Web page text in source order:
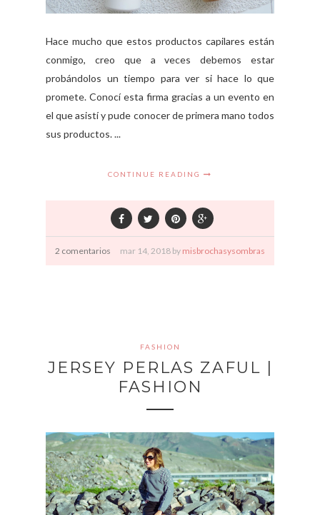
Hace mucho que estos productos capilares están
conmigo, creo que a veces debemos estar
probándolos un tiempo para ver si hace lo que
promete. Conocí esta firma gracias a un evento en
el que asistí y pude conocer de primera mano todos
sus productos. ...
CONTINUE READING
2 comentarios mar 14, 2018 by misbrochasysombras
FASHION
JERSEY PERLAS ZAFUL |
FASHION